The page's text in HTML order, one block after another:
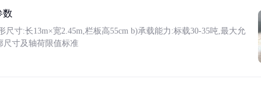
数
尺寸:长13m×宽2.45m,栏板高55cm b)承载能力:标载30-35吨,最大允
尺寸及轴荷限值标准